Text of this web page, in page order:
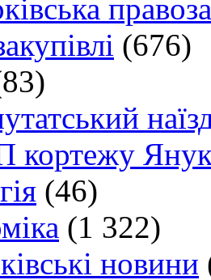
(676)
кортежу
(46)
(1 322)
новини